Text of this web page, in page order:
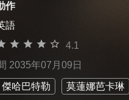
作
語
4.1
2035年07月09日
傑哈巴特勒 莫蓮娜芭卡琳